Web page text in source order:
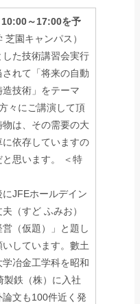
～17:00を予
芝園キャンパス）
た技術講習会実行
れて「将来の自動
技術」をテーマ
々にご講演して頂
は、その需要の大
に依存していますの
思います。 ＜特
JFEホールデイン
（すど ふみお）
（仮題）」と題し
しています。數土
冶金工学科を昭和
製鉄（株）に入社
文も100件近く発